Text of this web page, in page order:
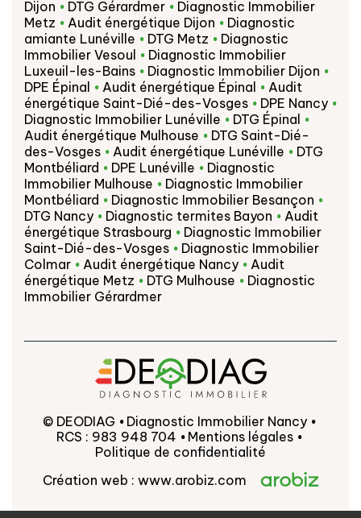
Dijon
DTG Gérardmer
Diagnostic Immobilier
Metz
Audit énergétique Dijon
Diagnostic
amiante Lunéville
DTG Metz
Diagnostic
Immobilier Vesoul
Diagnostic Immobilier
Luxeuil-les-Bains
Diagnostic Immobilier Dijon
DPE Épinal
Audit énergétique Épinal
Audit
énergétique Saint-Dié-des-Vosges
DPE Nancy
Diagnostic Immobilier Lunéville
DTG Épinal
Audit énergétique Mulhouse
DTG Saint-Dié-
des-Vosges
Audit énergétique Lunéville
DTG
Montbéliard
DPE Lunéville
Diagnostic
Immobilier Mulhouse
Diagnostic Immobilier
Montbéliard
Diagnostic Immobilier Besançon
DTG Nancy
Diagnostic termites Bayon
Audit
énergétique Strasbourg
Diagnostic Immobilier
Saint-Dié-des-Vosges
Diagnostic Immobilier
Colmar
Audit énergétique Nancy
Audit
énergétique Metz
DTG Mulhouse
Diagnostic
Immobilier Gérardmer
© DEODIAG
Diagnostic Immobilier Nancy
RCS : 983 948 704
Mentions légales
Politique de confidentialité
Création web : www.arobiz.com